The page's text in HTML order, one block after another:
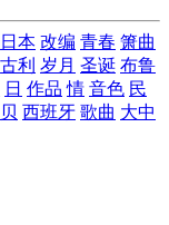
日本 改编 青春 箫曲
古利 岁月 圣诞 布鲁
日 作品 情 音色 民
西班牙 歌曲 大中